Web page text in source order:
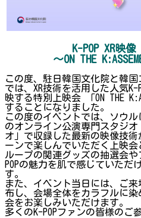
K-POP XR映
～ON THE
この度、駐日韓国文化院と韓国
では、XR技術を活用した人気K-
映する特別上映会 「ON THE
することになりました。
この度のイベントでは、ソウ
のオンライン公演専門スタジオ
オ」で収録した最新の映像技
ーンで楽しんでいただく上映
ループの関連グッズの抽選会
POPの魅力を肌で感じていただ
す。
また、イベント当日には、ご
布し、会場全体をカラフルに
会をお楽しみいただけます。
多くのK-POPファンの皆様のご